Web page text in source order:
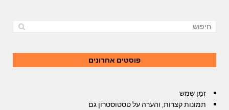
פוסטים אחרונים
זְמָן שֶמֶש
תמונות קצרות, והערה על טסטוסטרון גם